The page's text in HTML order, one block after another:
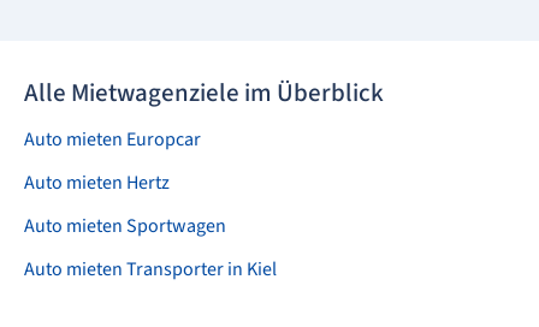
Alle Mietwagenziele im Überblick
Auto mieten Europcar
Auto mieten Hertz
Auto mieten Sportwagen
Auto mieten Transporter in Kiel